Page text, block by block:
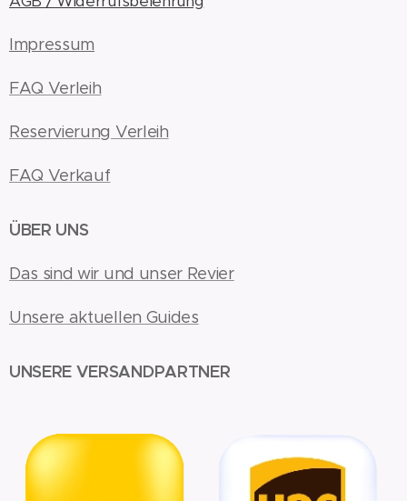
Impressum
FAQ Verleih
Reservierung Verleih
FAQ Verkauf
ÜBER UNS
Das sind wir und unser Revier
Unsere aktuellen Guides
UNSERE VERSANDPARTNER